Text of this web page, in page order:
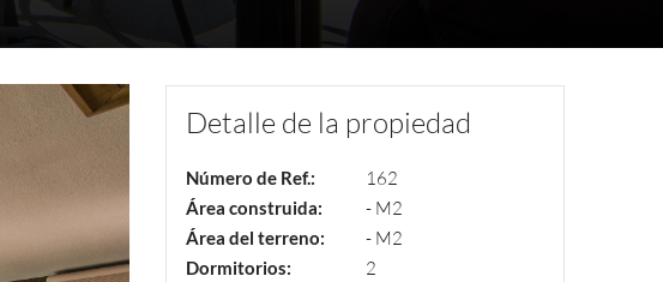
Detalle de la propiedad
Número de Ref.: 162
Área construida: - M2
Área del terreno: - M2
Dormitorios: 2